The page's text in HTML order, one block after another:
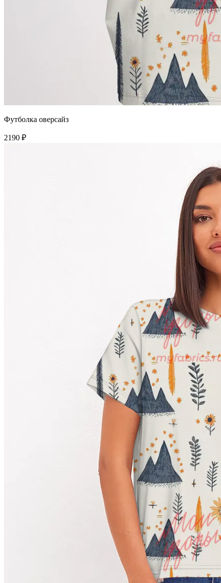
Футболка оверсайз
2190 ₽